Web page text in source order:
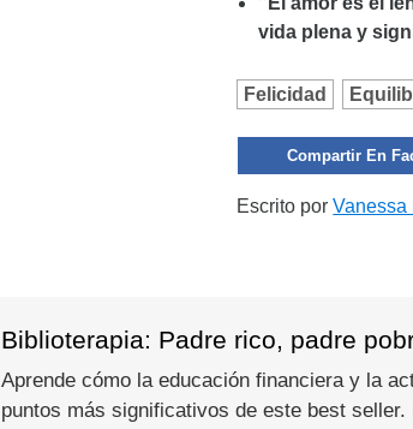
vida plena y
Felicidad
Compartir En
Escrito porVanessa
Biblioterapia: Padre rico, padre
Aprende cómo la educación financiera y la
puntos más significativos de este best seller.